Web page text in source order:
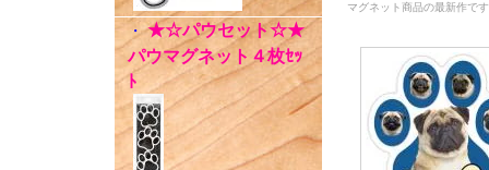
・★☆パウセット☆★
パウマグネット４枚ｾｯ
ﾄ
マグネット商品の最新作です